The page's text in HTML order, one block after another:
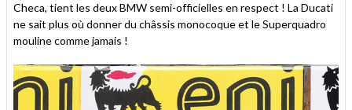
Checa, tient les deux BMW semi-officielles en respect ! La Ducati
ne sait plus où donner du châssis monocoque et le Superquadro
mouline comme jamais !